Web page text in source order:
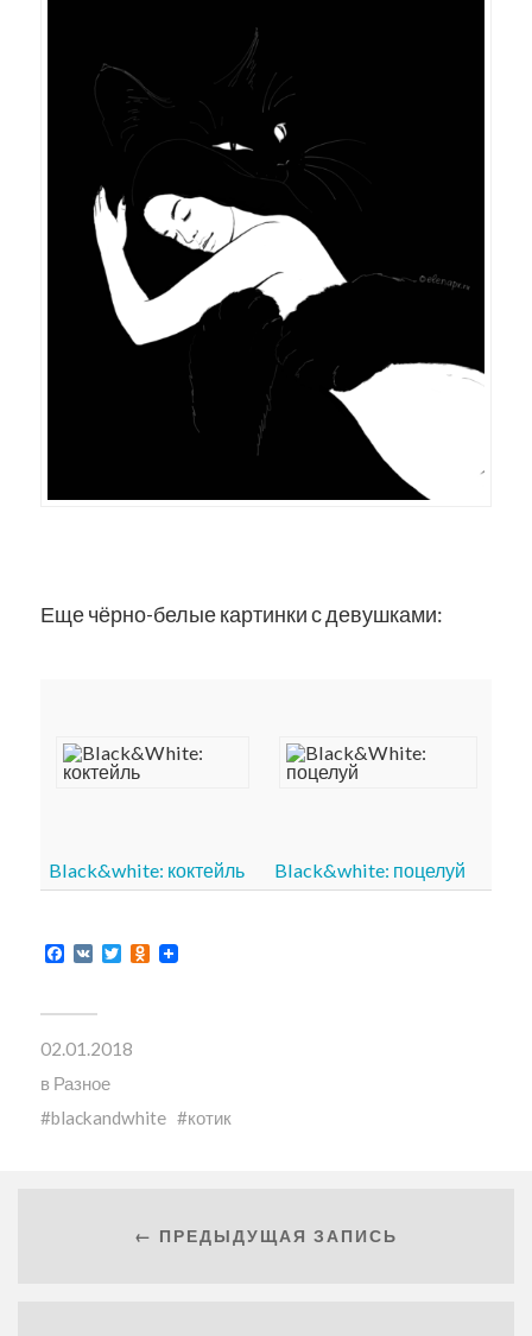
Еще чёрно-белые картинки с девушками:
Black&white: коктейль Black&white: поцелуй
Facebook
VKTwitterOdnoklassniki
02.01.2018
в Разное
blackandwhite
котик
← ПРЕДЫДУЩАЯ ЗАПИСЬ